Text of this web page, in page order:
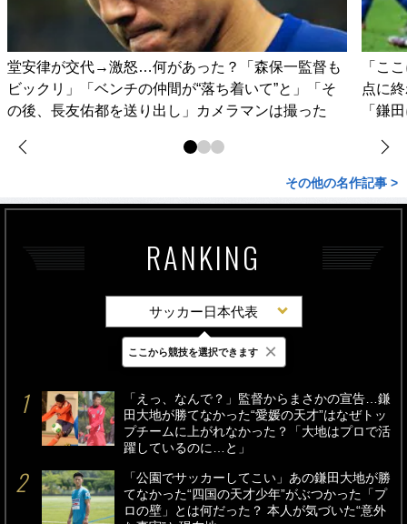
堂安律が交代→激怒…何があった？「森保一監督も
ビックリ」「ベンチの仲間が“落ち着いて”と」「そ
の後、長友佑都を送り出し」カメラマンは撮った
「こ
点に
「鎌
その他の名作記事 >
RANKING
サッカー日本代表
最新 24時間 週間
「えっ、なんで？」監督からまさかの宣告…鎌
田大地が勝てなかった“愛媛の天才”はなぜトッ
プチームに上がれなかった？「大地はプロで活
躍しているのに…と」
「公園でサッカーしてこい」あの鎌田大地が勝
てなかった“四国の天才少年”がぶつかった「プ
ロの壁」とは何だった？ 本人が気づいた“意外
ここから競技を選択できます ×